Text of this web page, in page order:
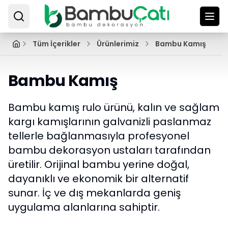
Tüm İçerikler Ürünlerimiz Bambu Kamış
Bambu Kamış
Bambu kamış rulo ürünü, kalın ve sağlam
kargı kamışlarının galvanizli paslanmaz
tellerle bağlanmasıyla profesyonel
bambu dekorasyon ustaları tarafından
üretilir. Orijinal bambu yerine doğal,
dayanıklı ve ekonomik bir alternatif
sunar. İç ve dış mekanlarda geniş
uygulama alanlarına sahiptir.